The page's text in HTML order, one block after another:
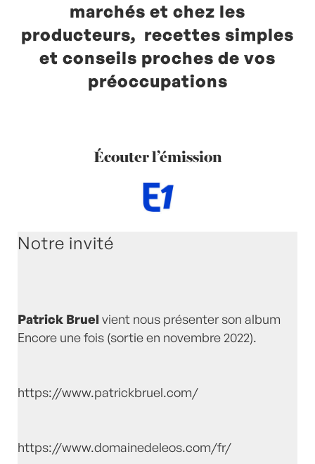
marchés et chez les
producteurs, recettes simples
et conseils proches de vos
préoccupations
Écouter l’émission
Notre invité
Patrick Bruel vient nous présenter son album
Encore une fois (sortie en novembre 2022).
https://www.patrickbruel.com/
https://www.domainedeleos.com/fr/